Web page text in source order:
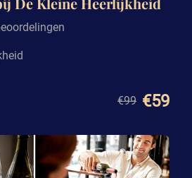
€99 €59